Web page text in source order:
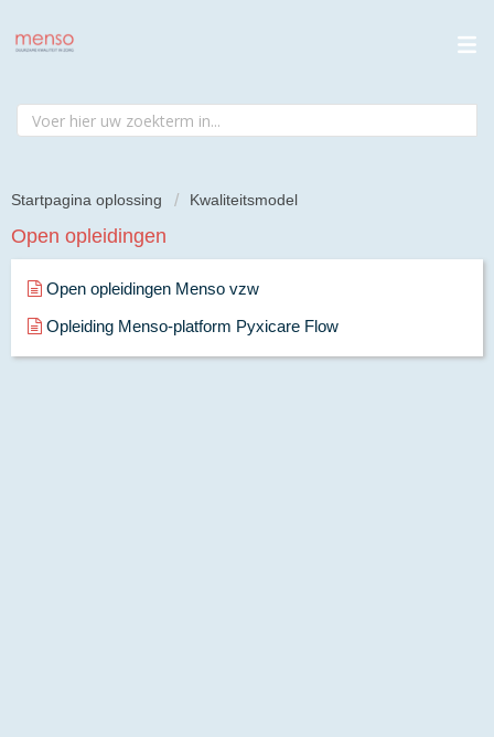
Startpagina oplossing Kwaliteitsmodel
Open opleidingen
Open opleidingen Menso vzw
Opleiding Menso-platform Pyxicare Flow